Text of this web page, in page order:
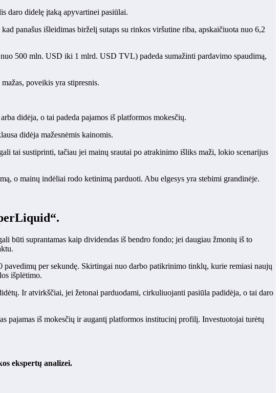
daro didelę įtaką apyvartinei pasiūlai.
panašus išleidimas birželį sutaps su rinkos viršutine riba, apskaičiuota nuo 6,2
500 mln. USD iki 1 mlrd. USD TVL) padeda sumažinti pardavimo spaudimą,
poveikis yra stipresnis.
didėja, o tai padeda pajamos iš platformos mokesčių.
didėja mažesnėmis kainomis.
tai sustiprinti, tačiau jei mainų srautai po atrakinimo išliks maži, lokio scenarijus
o mainų indėliai rodo ketinimą parduoti. Abu elgesys yra stebimi grandinėje.
būti suprantamas kaip dividendas iš bendro fondo; jei daugiau žmonių iš to
per sekundę. Skirtingai nuo darbo patikrinimo tinklų, kurie remiasi naujų
išplėtimo.
Ir atvirkščiai, jei žetonai parduodami, cirkuliuojanti pasiūla padidėja, o tai daro
pajamas iš mokesčių ir augantį platformos institucinį profilį. Investuotojai turėtų
ekspertų analizei.